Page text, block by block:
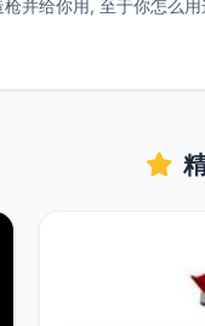
并给你用, 至于你怎么